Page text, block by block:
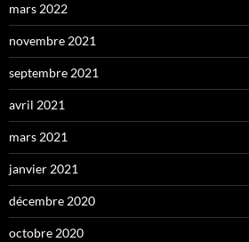
mars 2022
novembre 2021
septembre 2021
avril 2021
mars 2021
janvier 2021
décembre 2020
octobre 2020